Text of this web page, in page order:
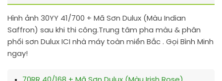
Hình ảnh 30YY 41/700 + Mã Sơn Dulux (Màu Indian
Saffron) sau khi thi công.Trung tâm pha màu & phân
phối sơn Dulux ICI nhà máy toàn miền Bắc . Gọi Bình Minh
ngay!